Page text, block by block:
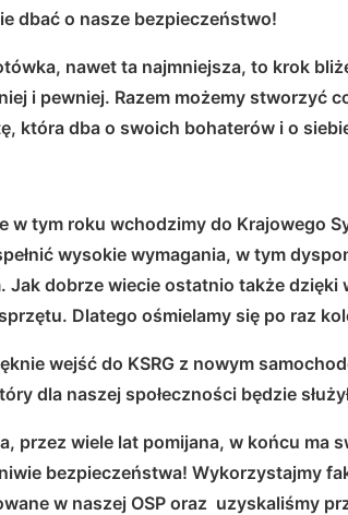
dbać o nasze bezpieczeństwo!
nawet ta najmniejsza, to krok
i pewniej. Razem możemy stworzyć
która dba o swoich bohaterów i o
w tym roku wchodzimy do Krajowego
wysokie wymagania, w tym
Jak dobrze wiecie ostatnio także dzięki
Dlatego ośmielamy się po raz
wejść do KSRG z nowym
dla naszej społeczności będzie
przez wiele lat pomijana, w końcu ma
bezpieczeństwa! Wykorzystajmy
w naszej OSP oraz uzyskaliśmy